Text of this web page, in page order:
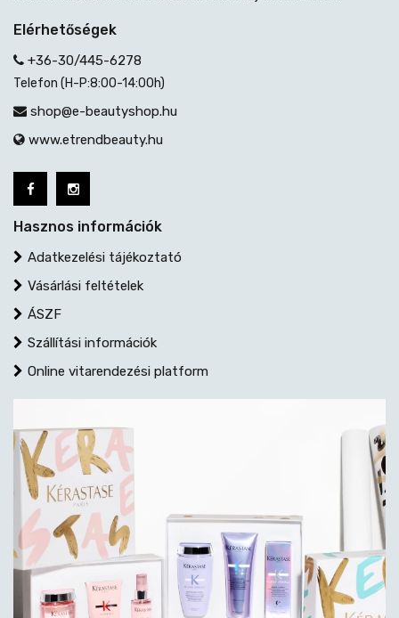
Elérhetőségek
+36-30/445-6278
Telefon (H-P:8:00-14:00h)
shop@e-beautyshop.hu
www.etrendbeauty.hu
Hasznos információk
Adatkezelési tájékoztató
Vásárlási feltételek
ÁSZF
Szállítási információk
Online vitarendezési platform